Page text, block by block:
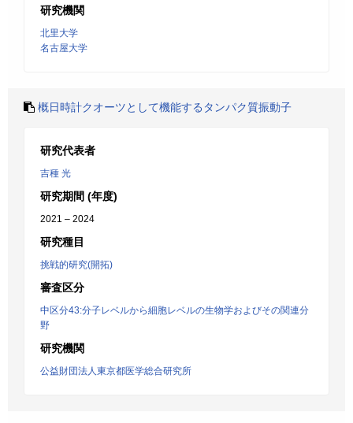
研究機関
北里大学
名古屋大学
概日時計クオーツとして機能するタンパク質振動子
研究代表者
吉種 光
研究期間 (年度)
2021 – 2024
研究種目
挑戦的研究(開拓)
審査区分
中区分43:分子レベルから細胞レベルの生物学およびその関連分
野
研究機関
公益財団法人東京都医学総合研究所